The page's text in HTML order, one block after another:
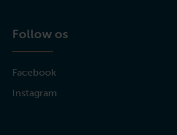
Follow os
Facebook
Instagram